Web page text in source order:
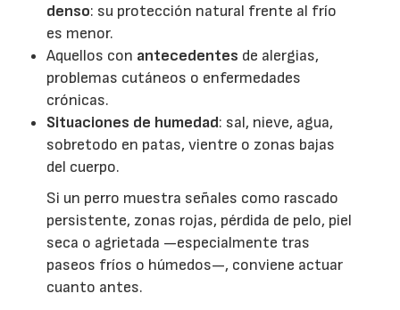
denso: su protección natural frente al frío
es menor.
Aquellos con antecedentes de alergias,
problemas cutáneos o enfermedades
crónicas.
Situaciones de humedad: sal, nieve, agua,
sobretodo en patas, vientre o zonas bajas
del cuerpo.
Si un perro muestra señales como rascado
persistente, zonas rojas, pérdida de pelo, piel
seca o agrietada —especialmente tras
paseos fríos o húmedos—, conviene actuar
cuanto antes.